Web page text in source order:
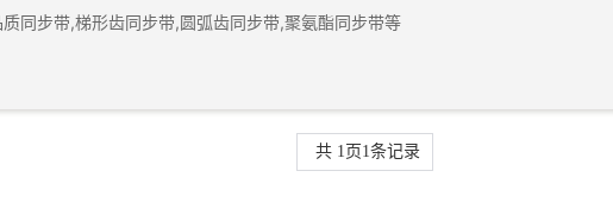
同步带,梯形齿同步带,圆弧齿同步带,聚氨酯同步带等
共 1 页 1 条记录